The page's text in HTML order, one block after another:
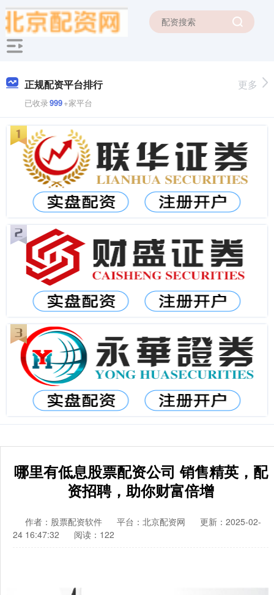
正规配资平台排行
已收录999+家平台
更多
哪里有低息股票配资公司 销售精英，配
资招聘，助你财富倍增
作者：股票配资软件 平台：北京配资网
更新：2025-02-
24 16:47:32
阅读：122